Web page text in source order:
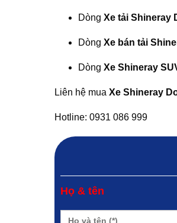
Dòng Xe tải Shineray
Dòng Xe bán tải
Dòng Xe Shineray
Liên hệ mua Xe Shineray
Hotline: 0931 086 999
Họ & tên